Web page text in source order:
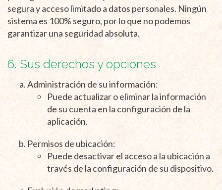
segura y acceso limitado a datos personales. Ningún
sistema es 100% seguro, por lo que no podemos
garantizar una seguridad absoluta.
6. Sus derechos y opciones
Administración de su información:
Puede actualizar o eliminar la información
de su cuenta en la configuración de la
aplicación.
Permisos de ubicación:
Puede desactivar el acceso a la ubicación a
través de la configuración de su dispositivo.